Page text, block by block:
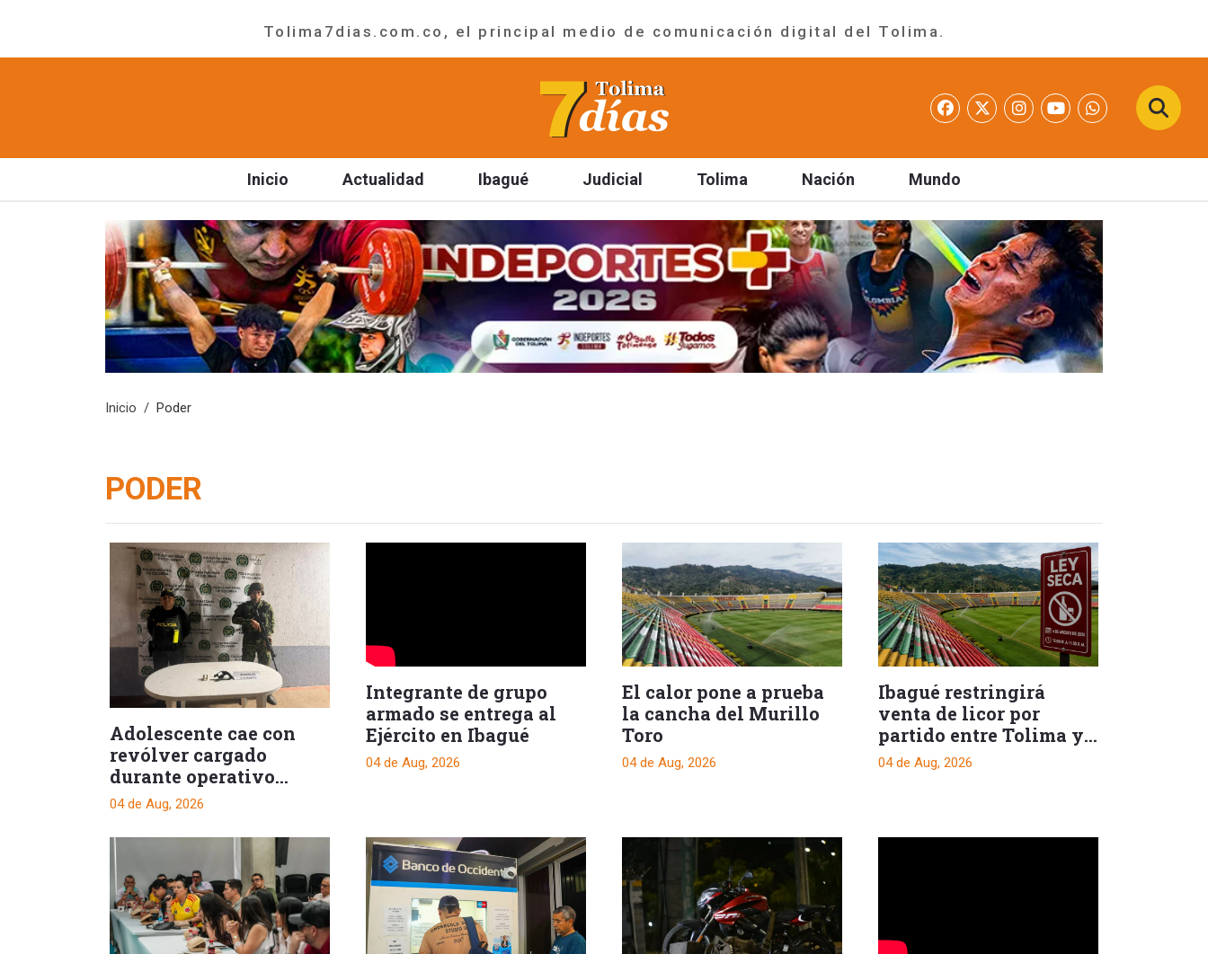
Tolima7dias.com.co, el principal medio de comunicación digital del Tolima.
Inicio Actualidad Ibagué Judicial Tolima Nación Mundo
Inicio Poder
PODER
Adolescente cae con
revólver cargado
durante operativo
nocturno en Ataco
04 de Aug, 2026
Integrante de grupo
armado se entrega al
Ejército en Ibagué
04 de Aug, 2026
El calor pone a prueba
la cancha del Murillo
Toro
04 de Aug, 2026
Ibagué restringirá
venta de licor por
partido entre Tolima y
Medellín
04 de Aug, 2026